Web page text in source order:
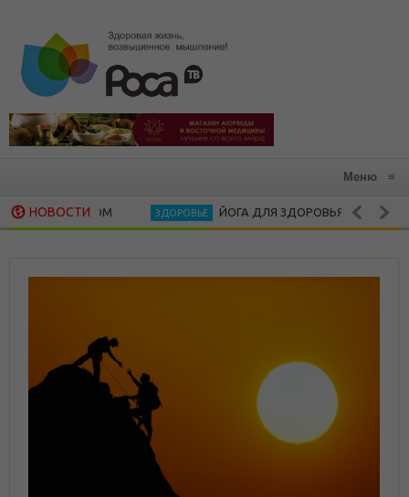
Меню ≡
НОВОСТИ ЗДОРОВЬЕ ЙОГА ДЛЯ ЗДОРОВЬЯ ЗДОРОВАЯ